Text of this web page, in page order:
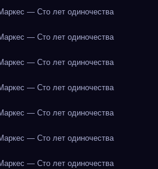
— Сто лет одиночества
— Сто лет одиночества
— Сто лет одиночества
— Сто лет одиночества
— Сто лет одиночества
— Сто лет одиночества
— Сто лет одиночества